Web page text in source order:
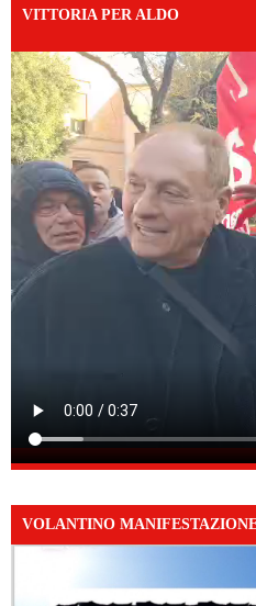
VITTORIA PER ALDO
VOLANTINO MANIFESTAZIONE